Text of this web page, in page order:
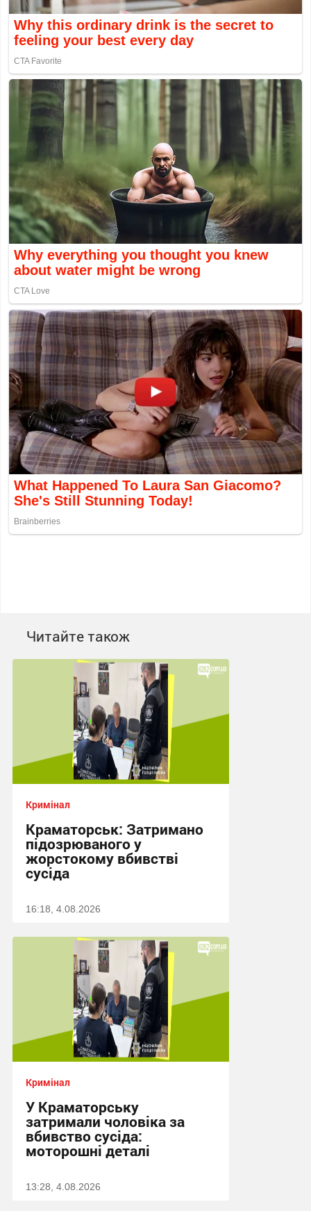
Читайте також
Кримінал
Краматорськ: Затримано
підозрюваного у
жорстокому вбивстві
сусіда
16:18, 4.08.2026
Кримінал
У Краматорську
затримали чоловіка за
вбивство сусіда:
моторошні деталі
13:28, 4.08.2026